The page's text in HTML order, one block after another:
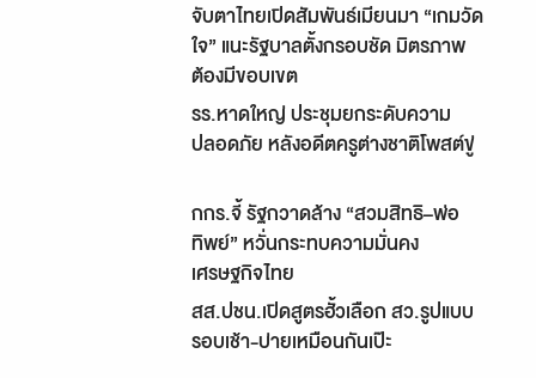
จับตาไทยเปิดสัมพันธ์เมียนมา “เกมวัด
ใจ” แนะรัฐบาลตั้งกรอบชัด มิตรภาพ
ต้องมีขอบเขต
รร.หาดใหญ่ ประชุมยกระดับความ
ปลอดภัย หลังอดีตครูต่างชาติโพสต์ขู่
กกร.จี้ รัฐกวาดล้าง “สวมสิทธิ–พ่อ
ทิพย์” หวั่นกระทบความมั่นคง
เศรษฐกิจไทย
สส.ปชน.เปิดสูตรฮั้วเลือก สว.รูปแบบ
รอบเช้า-บ่ายเหมือนกันเป๊ะ